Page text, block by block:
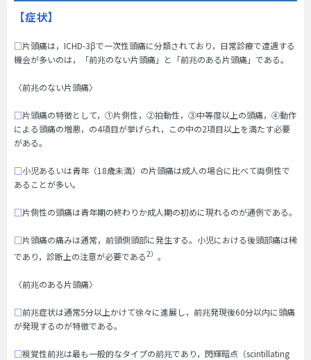
【症状】
□片頭痛は，ICHD-3βで一次性頭痛に分類されており，日常診療で遭遇する
機会が多いのは，「前兆のない片頭痛」と「前兆のある片頭痛」である。
〈前兆のない片頭痛〉
□片頭痛の特徴として，①片側性，②拍動性，③中等度以上の頭痛，④動作
による頭痛の増悪，の4項目が挙げられ，この中の2項目以上を満たす必要
がある。
□小児あるいは青年（18歳未満）の片頭痛は成人の場合に比べて両側性で
あることが多い。
□片側性の頭痛は青年期の終わりか成人期の初めに現れるのが通例である。
□片頭痛の痛みは通常，前頭側頭部に発生する。小児における後頭部痛は稀
であり，診断上の注意が必要である2） 。
〈前兆のある片頭痛〉
□前兆症状は通常5分以上かけて徐々に進展し，前兆発現後60分以内に頭痛
が発現するのが特徴である。
□視覚性前兆は最も一般的なタイプの前兆であり，閃輝暗点（scintillating